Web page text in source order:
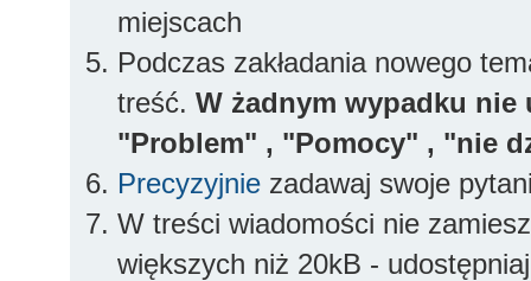
miejscach
Podczas zakładania nowego
treść. W żadnym wypadku
"Problem" , "Pomocy" , "nie
Precyzyjniezadawaj swoje
W treści wiadomości nie
większych niż 20kB -